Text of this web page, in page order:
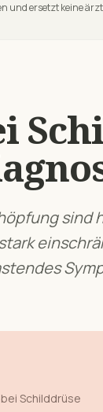
und ersetzt keine
sind
Schilddrüse